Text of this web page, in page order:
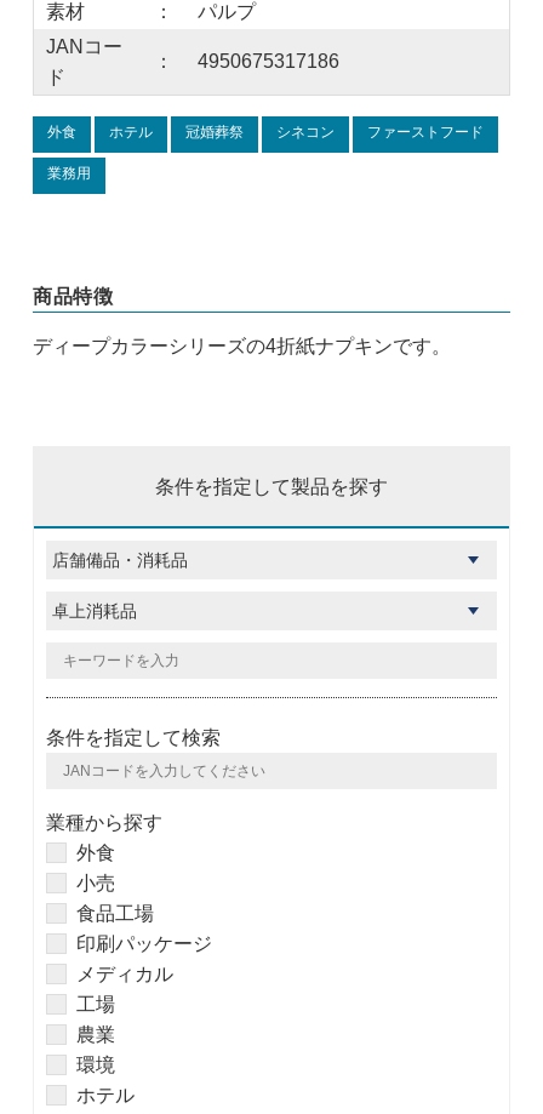
素材 ：
パルプ
JANコー
ド
： 4950675317186
外食 ホテル 冠婚葬祭 シネコン ファーストフード
業務用
商品特徴
ディープカラーシリーズの4折紙ナプキンです。
条件を指定して製品を探す
条件を指定して検索
業種から探す
外食
小売
食品工場
印刷パッケージ
メディカル
工場
農業
環境
ホテル